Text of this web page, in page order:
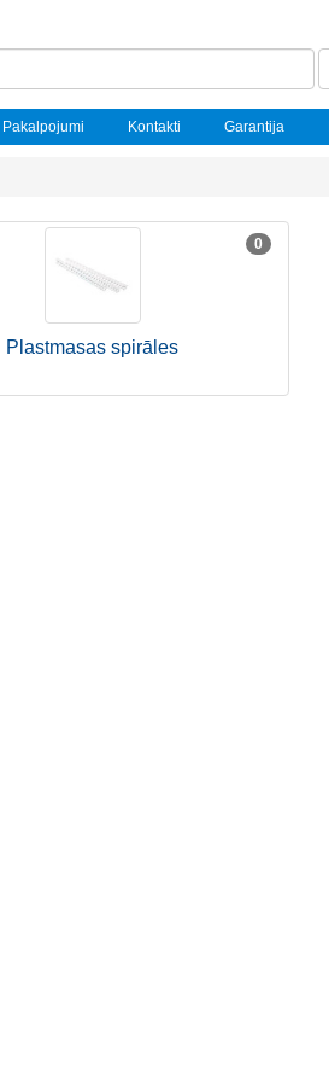
Pakalpojumi Kontakti Garantija
0
Plastmasas spirāles